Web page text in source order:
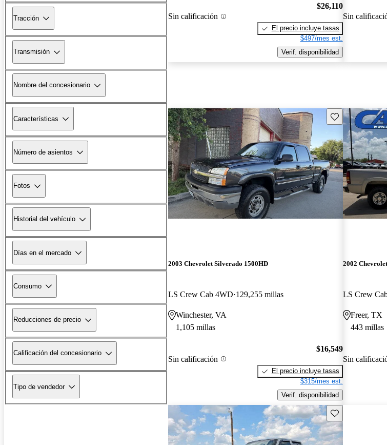
Tracción
Transmisión
Nombre del concesionario
Características
Número de asientos
Fotos
Historial del vehículo
Días en el mercado
Consumo
Reducciones de precio
Calificación del concesionario
Tipo de vendedor
Sin calificación
$26,110
El precio incluye tasas
$497/mes est.
Verif. disponibilidad
Sin
Guarda este Aviso
2003 Chevrolet Silverado 1500HD
LS Crew Cab 4WD 129,255 millas
Winchester, VA
1,105 millas
Sin calificación
$16,549
El precio incluye tasas
$315/mes est.
Verif. disponibilidad
2002
LS Crew
Freer, TX
443 millas
Sin
Guarda este Aviso